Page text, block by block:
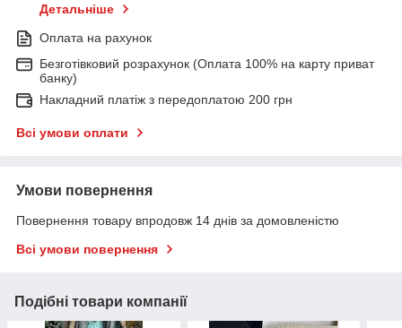
Детальніше
Оплата на рахунок
Безготівковий розрахунок (Оплата 100% на карту приват
банку)
Накладний платіж з передоплатою 200 грн
Всі умови оплати
Умови повернення
Повернення товару впродовж 14 днів за домовленістю
Всі умови повернення
Подібні товари компанії